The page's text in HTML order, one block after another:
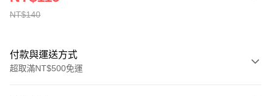
NT$140
付款與運送方式
超取滿NT$500免運